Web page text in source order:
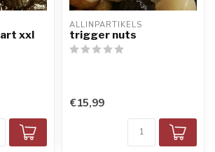
xxl
ALLINPARTIKELS
trigger nuts
€15,99